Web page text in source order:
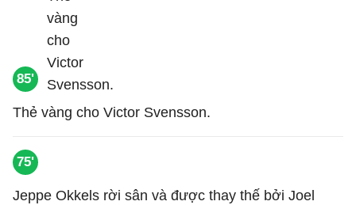
85'
Thẻ vàng cho Victor Svensson.
75'
Jeppe Okkels rời sân và được thay thế bởi Joel